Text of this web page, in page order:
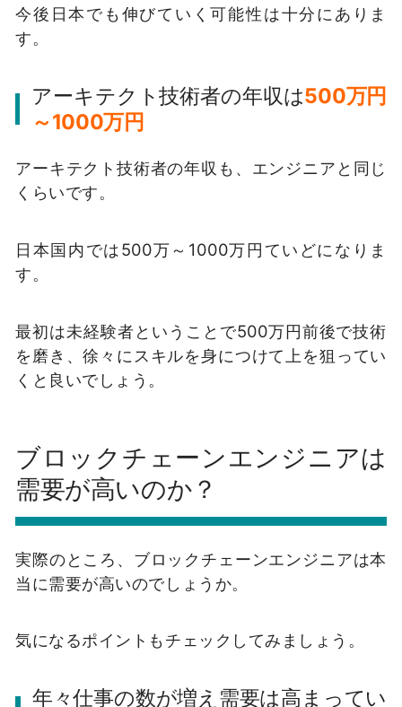
今後日本でも伸びていく可能性は十分にありま
す。
アーキテクト技術者の年収は500万円
～1000万円
アーキテクト技術者の年収も、エンジニアと同じ
くらいです。
日本国内では500万～1000万円ていどになりま
す。
最初は未経験者ということで500万円前後で技術
を磨き、徐々にスキルを身につけて上を狙ってい
くと良いでしょう。
ブロックチェーンエンジニアは
需要が高いのか？
実際のところ、ブロックチェーンエンジニアは本
当に需要が高いのでしょうか。
気になるポイントもチェックしてみましょう。
年々仕事の数が増え需要は高まってい